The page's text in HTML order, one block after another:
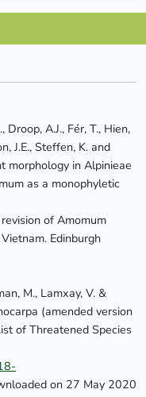
A.J., Fér, T., Hien,
J.E., Steffen, K. and
morphology in Alpinieae
as a monophyletic
of Amomum
Edinburgh
M., Lamxay, V. &
(amended version
of Threatened Species
on 27 May 2020